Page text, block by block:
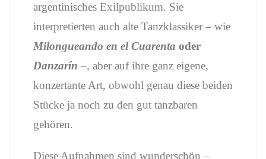
argentinisches Exilpublikum. Sie
interpretierten auch alte Tanzklassiker – wie
Milongueando en el Cuarenta oder
Danzarín –, aber auf ihre ganz eigene,
konzertante Art, obwohl genau diese beiden
Stücke ja noch zu den gut tanzbaren
gehören.
Diese Aufnahmen sind wunderschön –